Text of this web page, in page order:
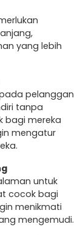
yang lebih
pelanggan
tanpa
bagi mereka
mengatur
untuk
cocok bagi
menikmati
mengemudi.